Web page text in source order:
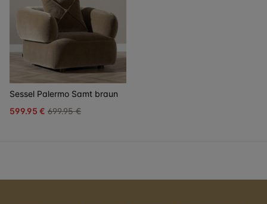
Sessel Palermo Samt braun
599.95 € 699.95 €